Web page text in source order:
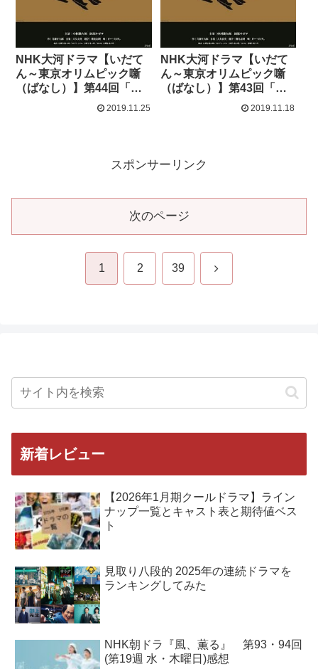
NHK大河ドラマ【いだて
ん～東京オリムピック噺
（ばなし）】第44回「ぼ
くたちの失敗」感想
2019.11.25
NHK大河ドラマ【いだて
ん～東京オリムピック噺
（ばなし）】第43回「ヘ
2019.11.18
スポンサーリンク
次のページ
1 2 39 次
新着レビュー
【2026年1月期クールドラマ】ライン
ナップ一覧とキャスト表と期待値ベス
ト
見取り八段的 2025年の連続ドラマを
ランキングしてみた
NHK朝ドラ『風、薫る』 第93・94回
(第19週 水・木曜日)感想